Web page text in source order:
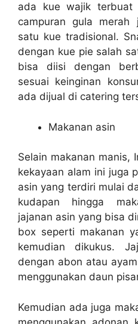
ada kue wajik
campuran gula merah
satu kue tradisional.
dengan kue pie salah
bisa diisi dengan
sesuai keinginan
ada dijual di catering
Makanan asin
Selain makanan manis,
kekayaan alam ini juga
asin yang terdiri mulai
kudapan hingga
jajanan asin yang bisa
box seperti makanan
kemudian dikukus.
dengan abon atau
menggunakan daun
Kemudian ada juga